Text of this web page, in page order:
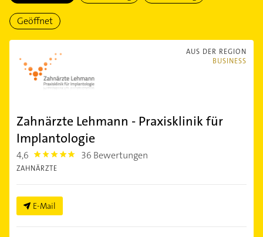
Geöffnet
AUS DER REGION
BUSINESS
Zahnärzte Lehmann - Praxisklinik für
Implantologie
4,6 4.6 36 Bewertungen
ZAHNÄRZTE
E-Mail